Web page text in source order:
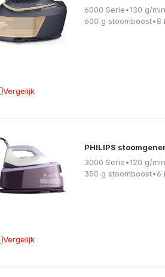
6000 Serie•130 g/
600 g stoomboost•8
Vergelijk aan vergelijking
PHILIPS
3000 Serie•120 g/
350 g stoomboost•6
Vergelijk aan vergelijking